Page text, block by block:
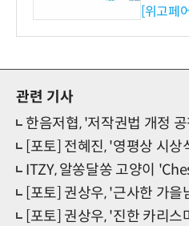
시엄 선
[위고페
관련 기사
한음저협, '저작권법 개정 공청회'
[포토] 전혜진, '영평상 시상
ITZY, 알쏭달쏭 고양이 'Cheshire' 대
[포토] 권상우, '근사한 가을
[포토] 권상우, '진한 카리스